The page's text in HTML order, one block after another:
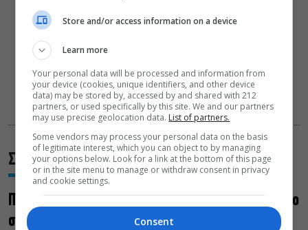
Tetsuo, του Shinya Tsukamoto
ΣΙΝΕΜΑ
Προβολή της ταινίας Tetsuo, του Shinya Tsukamoto
στην Γκαλερί Citronne
Store and/or access information on a device
Learn more
Your personal data will be processed and information from
your device (cookies, unique identifiers, and other device
data) may be stored by, accessed by and shared with 212
partners, or used specifically by this site. We and our partners
may use precise geolocation data. List of partners.
Some vendors may process your personal data on the basis
of legitimate interest, which you can object to by managing
your options below. Look for a link at the bottom of this page
or in the site menu to manage or withdraw consent in privacy
and cookie settings.
Consent